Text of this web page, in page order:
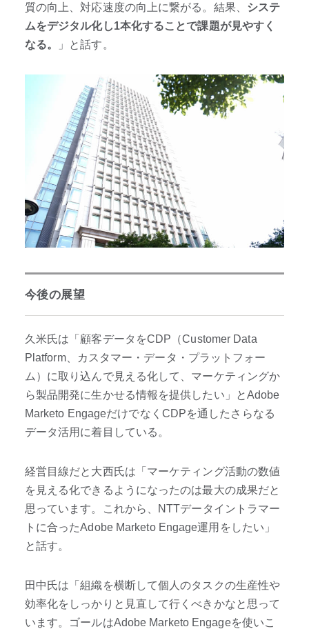
質の向上、対応速度の向上に繋がる。結果、
システ
ムをデジタル化し1本化することで課題が見やすく
なる。
」と話す。
今後の展望
久米氏は「顧客データをCDP（Customer Data
Platform、カスタマー・データ・プラットフォー
ム）に取り込んで見える化して、マーケティングか
ら製品開発に生かせる情報を提供したい」とAdobe
Marketo EngageだけでなくCDPを通したさらなる
データ活用に着目している。
経営目線だと大西氏は「マーケティング活動の数値
を見える化できるようになったのは最大の成果だと
思っています。これから、NTTデータイントラマー
トに合ったAdobe Marketo Engage運用をしたい」
と話す。
田中氏は「組織を横断して個人のタスクの生産性や
効率化をしっかりと見直して行くべきかなと思って
います。ゴールはAdobe Marketo Engageを使いこ